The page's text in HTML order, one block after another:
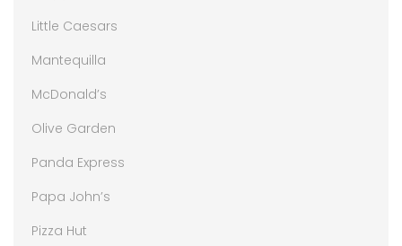
Little Caesars
Mantequilla
McDonald’s
Olive Garden
Panda Express
Papa John’s
Pizza Hut